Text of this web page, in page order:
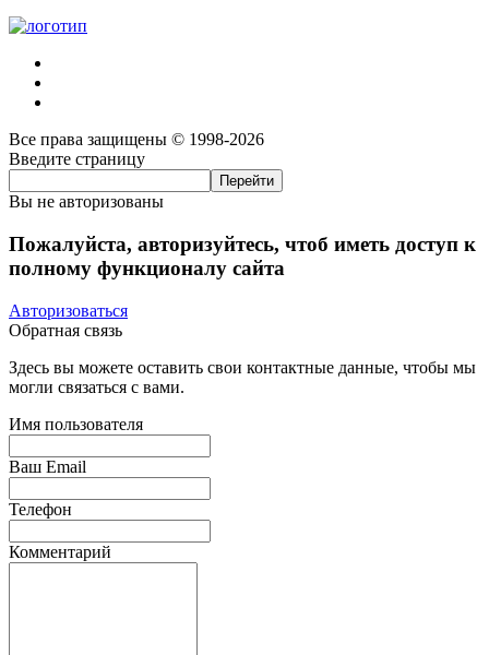
Все права защищены © 1998-2026
Введите страницу
Вы не авторизованы
Пожалуйста, авторизуйтесь, чтоб иметь доступ к
полному функционалу сайта
Авторизоваться
Обратная связь
Здесь вы можете оставить свои контактные данные, чтобы мы
могли связаться с вами.
Имя пользователя
Ваш Email
Телефон
Комментарий